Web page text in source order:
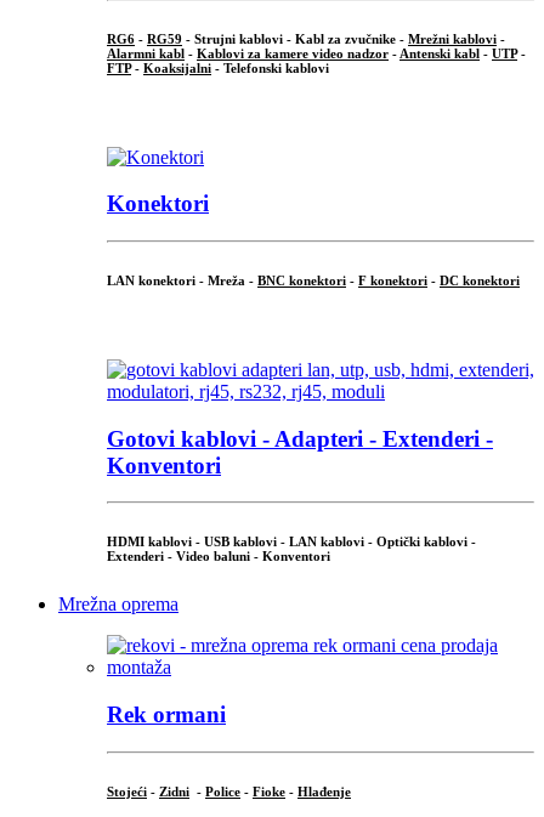
RG6 - RG59 - Strujni kablovi - Kabl za zvučnike - Mrežni kablovi -
Alarmni kabl - Kablovi za kamere video nadzor - Antenski kabl - UTP-
FTP- Koaksijalni - Telefonski kablovi
Konektori
LAN konektori - Mreža - BNC konektori - F konektori - DC konektori
Gotovi kablovi - Adapteri - Extenderi -
Konventori
HDMI kablovi - USB kablovi - LAN kablovi - Optički kablovi -
Extenderi - Video baluni - Konventori
Mrežna oprema
Rek ormani
Stojeći - Zidni - Police - Fioke - Hlađenje